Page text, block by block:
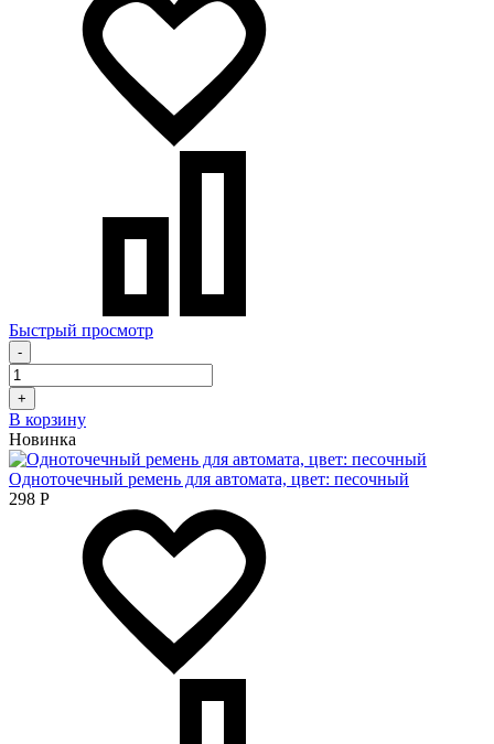
Быстрый просмотр
-
+
В корзину
Новинка
Одноточечный ремень для автомата, цвет: песочный
298 Р